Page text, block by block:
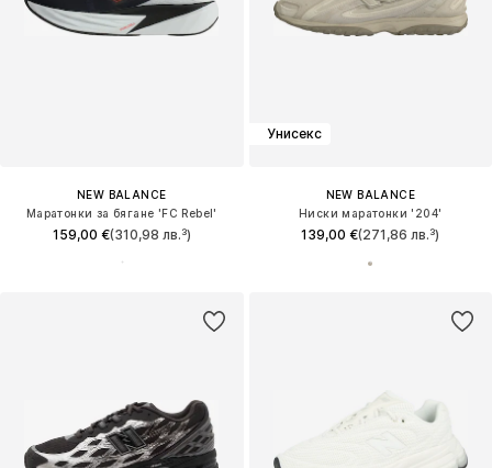
NEW BALANCE
Маратонки за бягане 'FC Rebel'
159,00 €(310,98 лв.³)
Унисекс
NEW BALANCE
Ниски маратонки '204'
139,00 €(271,86 лв.³)